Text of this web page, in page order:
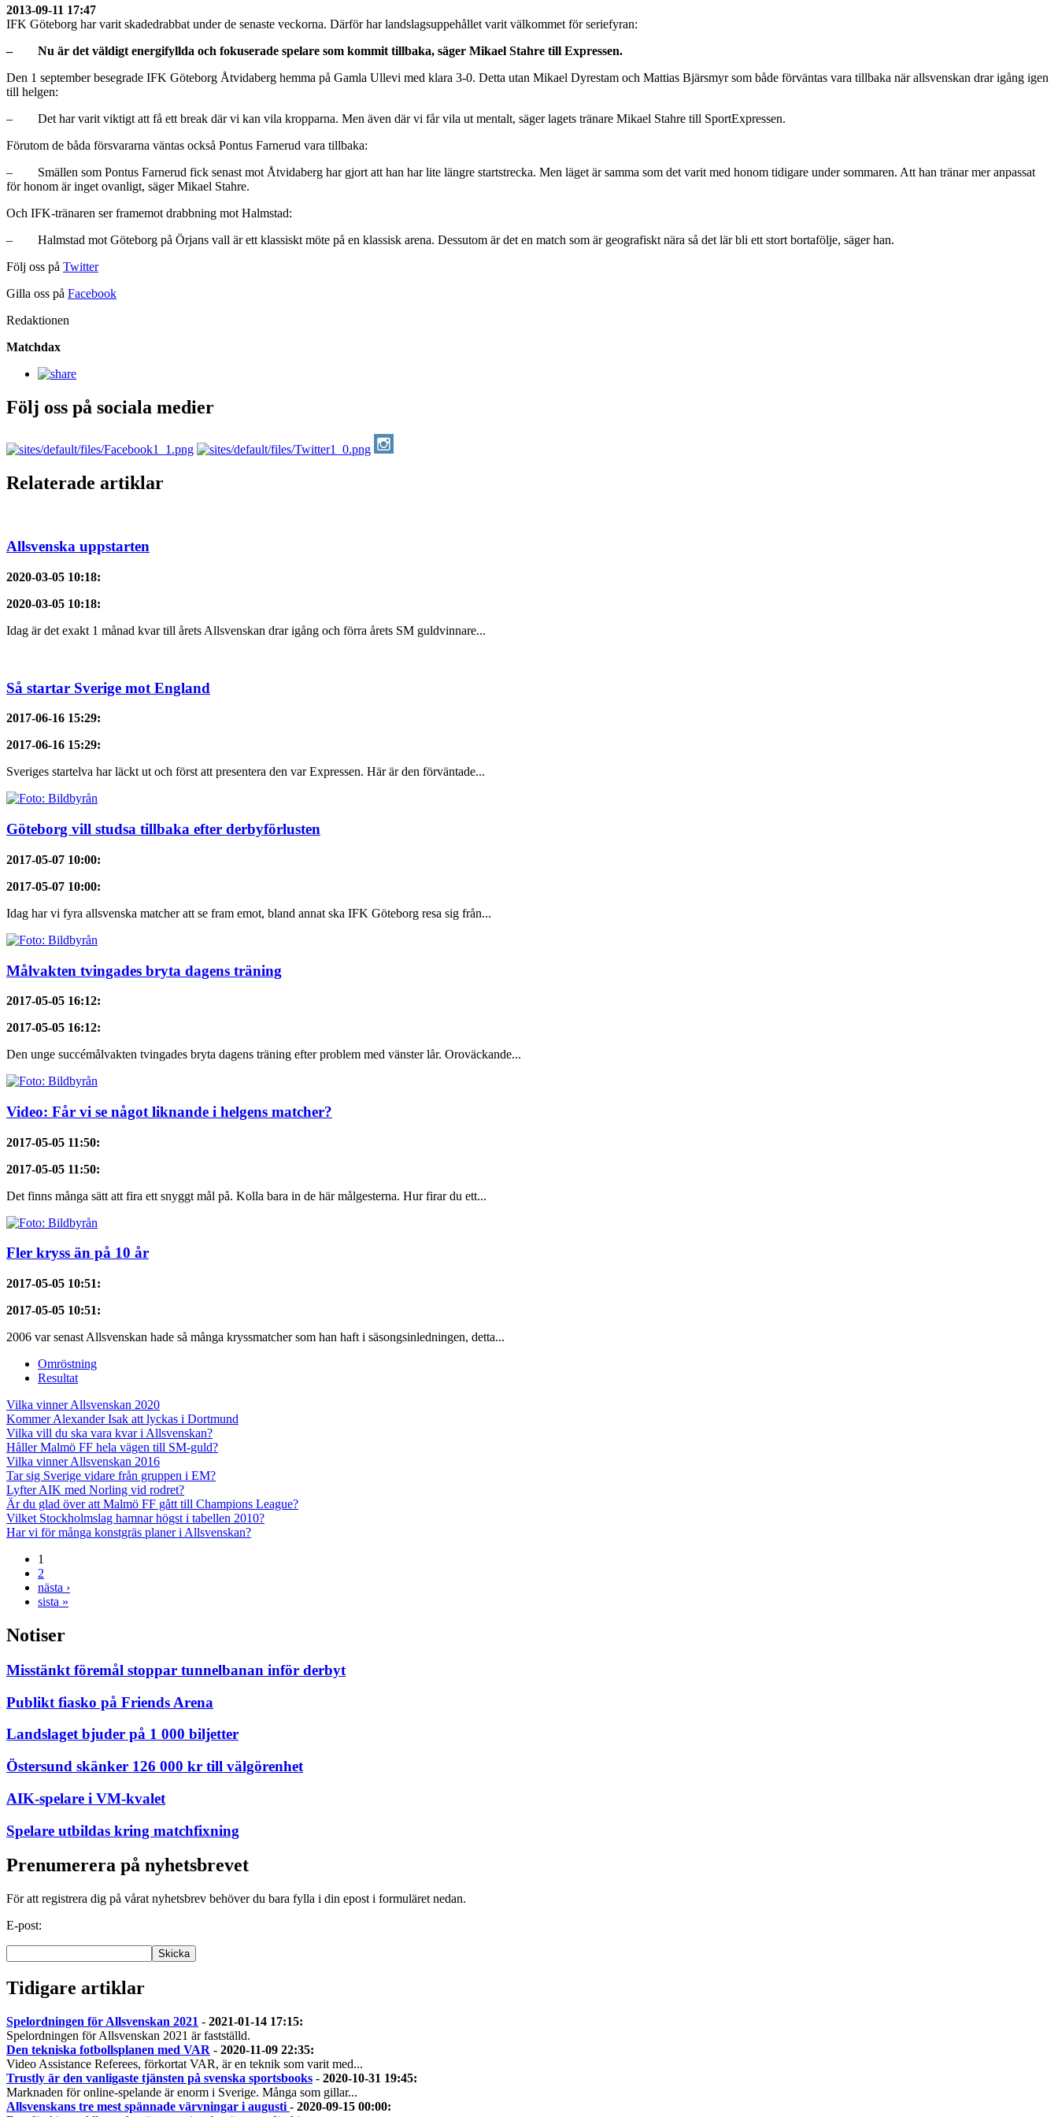
2013-09-11 17:47
IFK Göteborg har varit skadedrabbat under de senaste veckorna. Därför har landslagsuppehållet varit välkommet för seriefyran:
– Nu är det väldigt energifyllda och fokuserade spelare som kommit tillbaka, säger Mikael Stahre till Expressen.
Den 1 september besegrade IFK Göteborg Åtvidaberg hemma på Gamla Ullevi med klara 3-0. Detta utan Mikael Dyrestam och Mattias Bjärsmyr som både förväntas vara tillbaka när allsvenskan drar igång igen
till helgen:
– Det har varit viktigt att få ett break där vi kan vila kropparna. Men även där vi får vila ut mentalt, säger lagets tränare Mikael Stahre till SportExpressen.
Förutom de båda försvararna väntas också Pontus Farnerud vara tillbaka:
– Smällen som Pontus Farnerud fick senast mot Åtvidaberg har gjort att han har lite längre startstrecka. Men läget är samma som det varit med honom tidigare under sommaren. Att han tränar mer anpassat
för honom är inget ovanligt, säger Mikael Stahre.
Och IFK-tränaren ser framemot drabbning mot Halmstad:
– Halmstad mot Göteborg på Örjans vall är ett klassiskt möte på en klassisk arena. Dessutom är det en match som är geografiskt nära så det lär bli ett stort bortafölje, säger han.
Följ oss på Twitter
Gilla oss på Facebook
Redaktionen
Matchdax
Följ oss på sociala medier
Relaterade artiklar
Allsvenska uppstarten
2020-03-05 10:18:
2020-03-05 10:18:
Idag är det exakt 1 månad kvar till årets Allsvenskan drar igång och förra årets SM guldvinnare...
Så startar Sverige mot England
2017-06-16 15:29:
2017-06-16 15:29:
Sveriges startelva har läckt ut och först att presentera den var Expressen. Här är den förväntade...
Göteborg vill studsa tillbaka efter derbyförlusten
2017-05-07 10:00:
2017-05-07 10:00:
Idag har vi fyra allsvenska matcher att se fram emot, bland annat ska IFK Göteborg resa sig från...
Målvakten tvingades bryta dagens träning
2017-05-05 16:12:
2017-05-05 16:12:
Den unge succémålvakten tvingades bryta dagens träning efter problem med vänster lår. Oroväckande...
Video: Får vi se något liknande i helgens matcher?
2017-05-05 11:50:
2017-05-05 11:50:
Det finns många sätt att fira ett snyggt mål på. Kolla bara in de här målgesterna. Hur firar du ett...
Fler kryss än på 10 år
2017-05-05 10:51:
2017-05-05 10:51:
2006 var senast Allsvenskan hade så många kryssmatcher som han haft i säsongsinledningen, detta...
Omröstning
Resultat
Vilka vinner Allsvenskan 2020
Kommer Alexander Isak att lyckas i Dortmund
Vilka vill du ska vara kvar i Allsvenskan?
Håller Malmö FF hela vägen till SM-guld?
Vilka vinner Allsvenskan 2016
Tar sig Sverige vidare från gruppen i EM?
Lyfter AIK med Norling vid rodret?
Är du glad över att Malmö FF gått till Champions League?
Vilket Stockholmslag hamnar högst i tabellen 2010?
Har vi för många konstgräs planer i Allsvenskan?
1
2
nästa ›
sista »
Notiser
Misstänkt föremål stoppar tunnelbanan inför derbyt
Publikt fiasko på Friends Arena
Landslaget bjuder på 1 000 biljetter
Östersund skänker 126 000 kr till välgörenhet
AIK-spelare i VM-kvalet
Spelare utbildas kring matchfixning
Prenumerera på nyhetsbrevet
För att registrera dig på vårat nyhetsbrev behöver du bara fylla i din epost i formuläret nedan.
E-post:
Tidigare artiklar
Spelordningen för Allsvenskan 2021 - 2021-01-14 17:15:
Spelordningen för Allsvenskan 2021 är fastställd.
Den tekniska fotbollsplanen med VAR - 2020-11-09 22:35:
Video Assistance Referees, förkortat VAR, är en teknik som varit med...
Trustly är den vanligaste tjänsten på svenska sportsbooks - 2020-10-31 19:45:
Marknaden för online-spelande är enorm i Sverige. Många som gillar...
Allsvenskans tre mest spännade värvningar i augusti - 2020-09-15 00:00: